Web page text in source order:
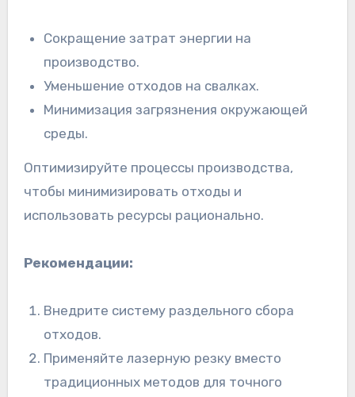
Сокращение затрат энергии на
производство.
Уменьшение отходов на свалках.
Минимизация загрязнения окружающей
среды.
Оптимизируйте процессы производства,
чтобы минимизировать отходы и
использовать ресурсы рационально.
Рекомендации:
Внедрите систему раздельного сбора
отходов.
Применяйте лазерную резку вместо
традиционных методов для точного